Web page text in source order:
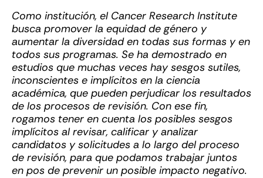
Como institución, el Cancer Research Institute
busca promover la equidad de género y
aumentar la diversidad en todas sus formas y en
todos sus programas. Se ha demostrado en
estudios que muchas veces hay sesgos sutiles,
inconscientes e implícitos en la ciencia
académica, que pueden perjudicar los resultados
de los procesos de revisión. Con ese fin,
rogamos tener en cuenta los posibles sesgos
implícitos al revisar, calificar y analizar
candidatos y solicitudes a lo largo del proceso
de revisión, para que podamos trabajar juntos
en pos de prevenir un posible impacto negativo.